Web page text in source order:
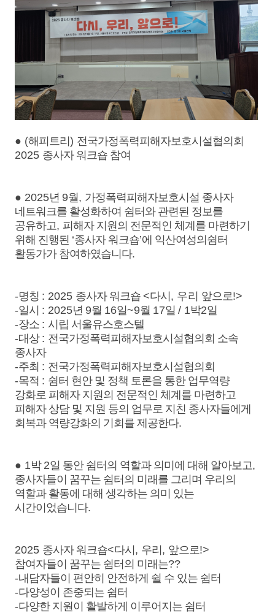
● (해피트리) 전국가정폭력피해자보호시설협의회
2025 종사자 워크숍 참여
● 2025년 9월, 가정폭력피해자보호시설 종사자
네트워크를 활성화하여 쉼터와 관련된 정보를
공유하고, 피해자 지원의 전문적인 체계를 마련하기
위해 진행된 ‘종사자 워크숍’에 익산여성의쉼터
활동가가 참여하였습니다.
-명칭 : 2025 종사자 워크숍 <다시, 우리 앞으로!>
-일시 : 2025년 9월 16일~9월 17일 / 1박2일
-장소 : 시립 서울유스호스텔
-대상 : 전국가정폭력피해자보호시설협의회 소속
종사자
-주최 : 전국가정폭력피해자보호시설협의회
-목적 : 쉼터 현안 및 정책 토론을 통한 업무역량
강화로 피해자 지원의 전문적인 체계를 마련하고
피해자 상담 및 지원 등의 업무로 지친 종사자들에게
회복과 역량강화의 기회를 제공한다.
● 1박 2일 동안 쉼터의 역할과 의미에 대해 알아보고,
종사자들이 꿈꾸는 쉼터의 미래를 그리며 우리의
역할과 활동에 대해 생각하는 의미 있는
시간이었습니다.
2025 종사자 워크숍<다시, 우리, 앞으로!>
참여자들이 꿈꾸는 쉼터의 미래는??
-내담자들이 편안히 안전하게 쉴 수 있는 쉼터
-다양성이 존중되는 쉼터
-다양한 지원이 활발하게 이루어지는 쉼터